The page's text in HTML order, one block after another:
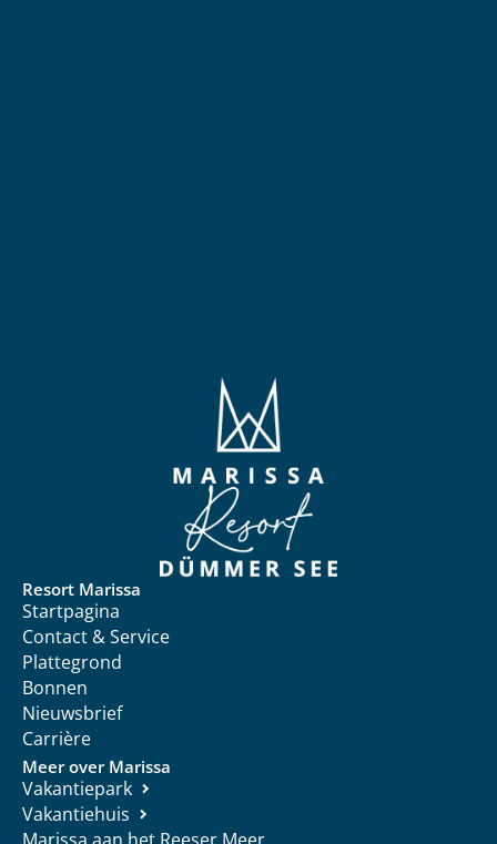
Resort Marissa
Startpagina
Contact & Service
Plattegrond
Bonnen
Nieuwsbrief
Carrière
Meer over Marissa
Vakantiepark
Vakantiehuis
Marissa aan het Reeser Meer